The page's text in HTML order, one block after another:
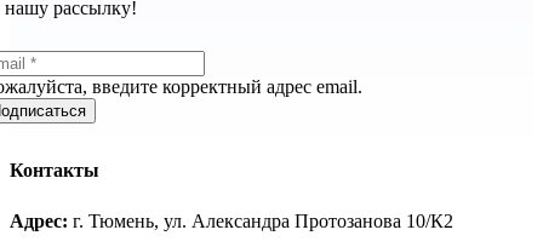
нашу рассылку!
введите корректный адрес email.
Контакты
Адрес: г. Тюмень, ул. Александра Протозанова 10/К2